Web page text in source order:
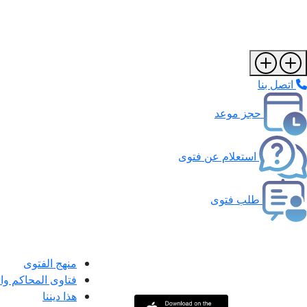
اتصل بنا
حجز موعد
استعلام عن فتوى
طلب فتوى
منهج الفتوى
فتاوى المحاكم
هذا ديننا